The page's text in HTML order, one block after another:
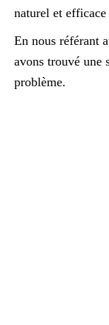
naturel et efficace
En nous référant
avons trouvé une
problème.